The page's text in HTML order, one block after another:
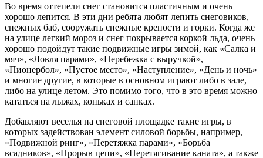
Во время оттепели снег становится пластичным и очень
хорошо лепится. В эти дни ребята любят лепить снеговиков,
снежных баб, сооружать снежные крепости и горки. Когда же
на улице легкий мороз и снег покрывается коркой льда, очень
хорошо подойдут такие подвижные игры зимой, как «Салка и
мяч», «Ловля парами», «Перебежка с выручкой»,
«Пионербол», «Пустое место», «Наступление», «День и ночь»
и многие другие, в которые в основном играют либо в зале,
либо на улице летом. Это помимо того, что в это время можно
кататься на лыжах, коньках и санках.
Добавляют веселья на снеговой площадке такие игры, в
которых задействован элемент силовой борьбы, например,
«Подвижной ринг», «Перетяжка парами», «Борьба
всадников», «Прорыв цепи», «Перетягивание каната», а также